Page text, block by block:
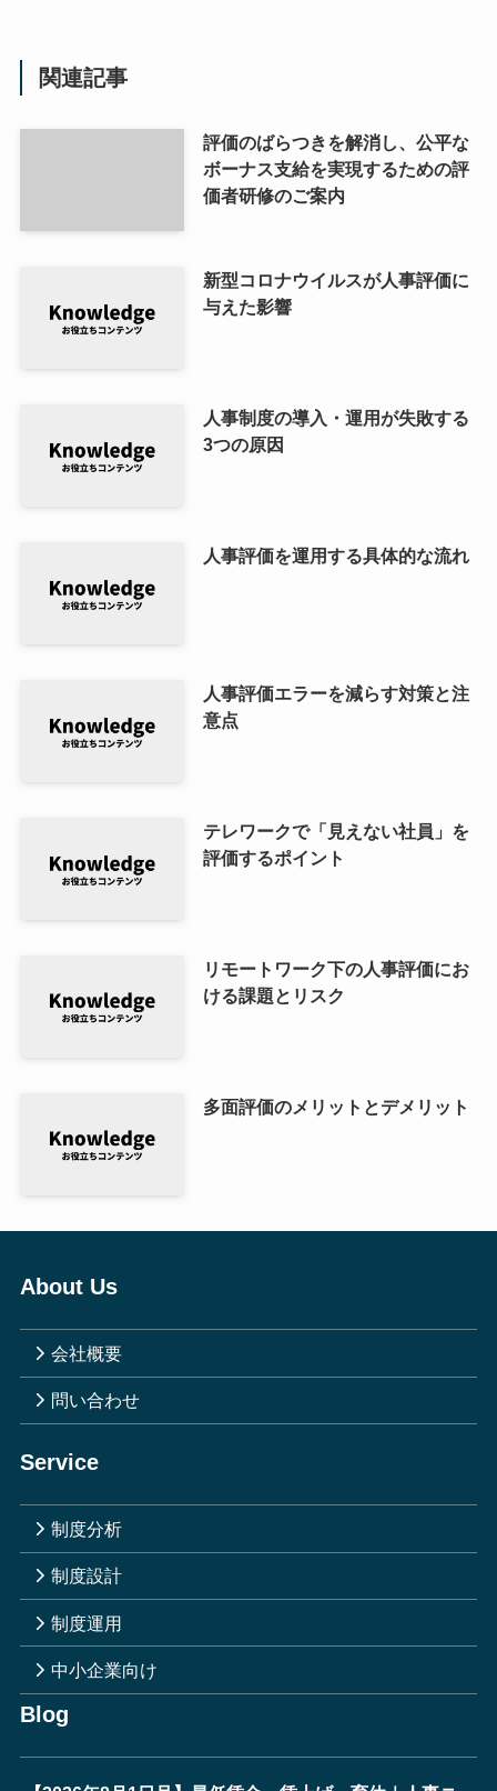
関連記事
評価のばらつきを解消し、公平な
ボーナス支給を実現するための評
価者研修のご案内
新型コロナウイルスが人事評価に
与えた影響
人事制度の導入・運用が失敗する
3つの原因
人事評価を運用する具体的な流れ
人事評価エラーを減らす対策と注
意点
テレワークで「見えない社員」を
評価するポイント
リモートワーク下の人事評価にお
ける課題とリスク
多面評価のメリットとデメリット
About Us
会社概要
問い合わせ
Service
制度分析
制度設計
制度運用
中小企業向け
Blog